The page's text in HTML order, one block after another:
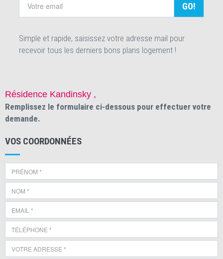
GO!
Simple et rapide, saisissez votre adresse mail pour
recevoir tous les derniers bons plans logement !
Résidence Kandinsky ,
Remplissez le formulaire ci-dessous pour effectuer votre
demande.
VOS COORDONNÉES